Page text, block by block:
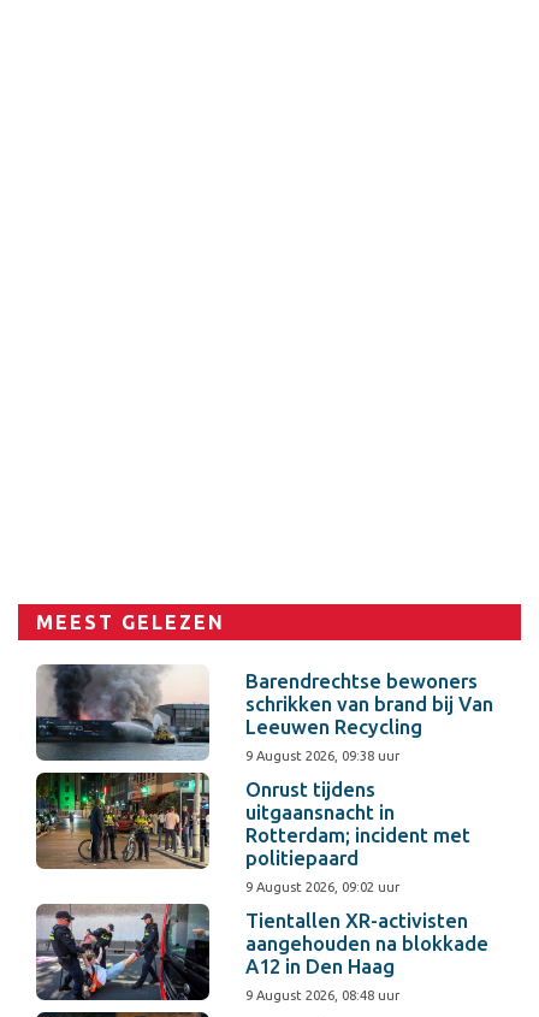
MEEST GELEZEN
Barendrechtse bewoners
schrikken van brand bij Van
Leeuwen Recycling
9 August 2026, 09:38 uur
Onrust tijdens
uitgaansnacht in
Rotterdam; incident met
politiepaard
9 August 2026, 09:02 uur
Tientallen XR-activisten
aangehouden na blokkade
A12 in Den Haag
9 August 2026, 08:48 uur